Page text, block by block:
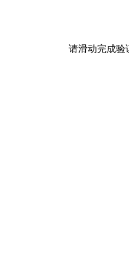
请滑动完成验